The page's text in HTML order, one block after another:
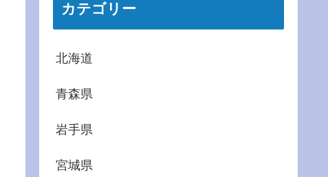
カテゴリー
北海道
青森県
岩手県
宮城県